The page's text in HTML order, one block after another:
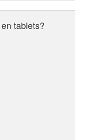
tablets?